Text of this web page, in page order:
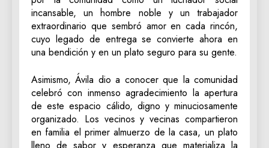
incansable, un hombre noble y un trabajador
extraordinario que sembró amor en cada rincón,
cuyo legado de entrega se convierte ahora en
una bendición y en un plato seguro para su gente.
Asimismo, Ávila dio a conocer que la comunidad
celebró con inmenso agradecimiento la apertura
de este espacio cálido, digno y minuciosamente
organizado. Los vecinos y vecinas compartieron
en familia el primer almuerzo de la casa, un plato
lleno de sabor y esperanza que materializa la